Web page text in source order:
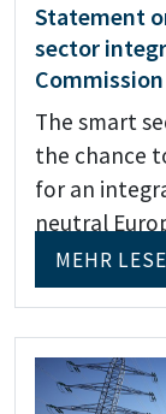
Statement
sector
Commission
The smart
the chance
for an
neutral
MEHR